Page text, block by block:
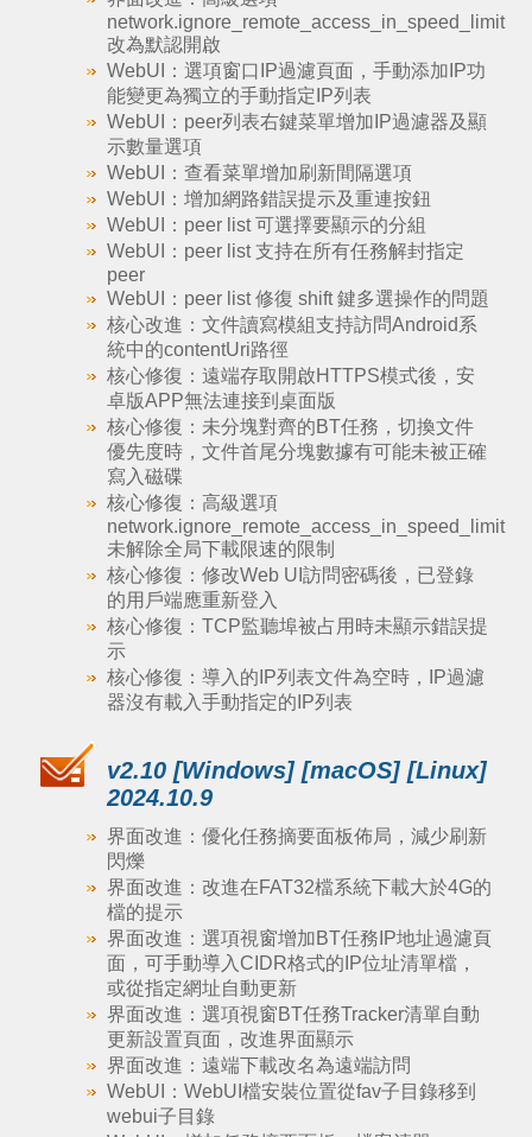
network.ignore_remote_access_in_speed_limit
改為默認開啟
WebUI：選項窗口IP過濾頁面，手動添加IP功
能變更為獨立的手動指定IP列表
WebUI：peer列表右鍵菜單增加IP過濾器及顯
示數量選項
WebUI：查看菜單增加刷新間隔選項
WebUI：增加網路錯誤提示及重連按鈕
WebUI：peer list 可選擇要顯示的分組
WebUI：peer list 支持在所有任務解封指定
peer
WebUI：peer list 修復 shift 鍵多選操作的問題
核心改進：文件讀寫模組支持訪問Android系
統中的contentUri路徑
核心修復：遠端存取開啟HTTPS模式後，安
卓版APP無法連接到桌面版
核心修復：未分塊對齊的BT任務，切換文件
優先度時，文件首尾分塊數據有可能未被正確
寫入磁碟
核心修復：高級選項
network.ignore_remote_access_in_speed_limit
未解除全局下載限速的限制
核心修復：修改Web UI訪問密碼後，已登錄
的用戶端應重新登入
核心修復：TCP監聽埠被占用時未顯示錯誤提
示
核心修復：導入的IP列表文件為空時，IP過濾
器沒有載入手動指定的IP列表
v2.10 [Windows] [macOS] [Linux]
2024.10.9
界面改進：優化任務摘要面板佈局，減少刷新
閃爍
界面改進：改進在FAT32檔系統下載大於4G的
檔的提示
界面改進：選項視窗增加BT任務IP地址過濾頁
面，可手動導入CIDR格式的IP位址清單檔，
或從指定網址自動更新
界面改進：選項視窗BT任務Tracker清單自動
更新設置頁面，改進界面顯示
界面改進：遠端下載改名為遠端訪問
WebUI：WebUI檔安裝位置從fav子目錄移到
webui子目錄